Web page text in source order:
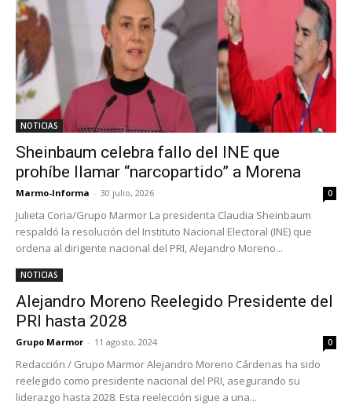
NOTICIAS
Sheinbaum celebra fallo del INE que
prohíbe llamar “narcopartido” a Morena
Marmo-Informa - 30 julio, 2026 0
Julieta Coria/Grupo Marmor La presidenta Claudia Sheinbaum
respaldó la resolución del Instituto Nacional Electoral (INE) que
ordena al dirigente nacional del PRI, Alejandro Moreno...
NOTICIAS
Alejandro Moreno Reelegido Presidente del
PRI hasta 2028
Grupo Marmor - 11 agosto, 2024 0
Redacción / Grupo Marmor Alejandro Moreno Cárdenas ha sido
reelegido como presidente nacional del PRI, asegurando su
liderazgo hasta 2028. Esta reelección sigue a una...